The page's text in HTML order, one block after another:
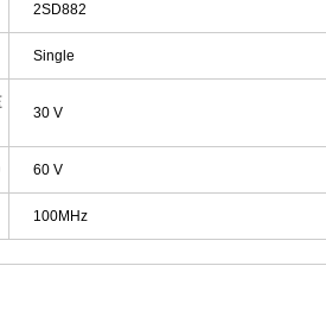
2SD882
Single
30 V
60 V
100MHz